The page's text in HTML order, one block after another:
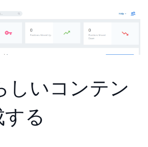
しいコンテン
る